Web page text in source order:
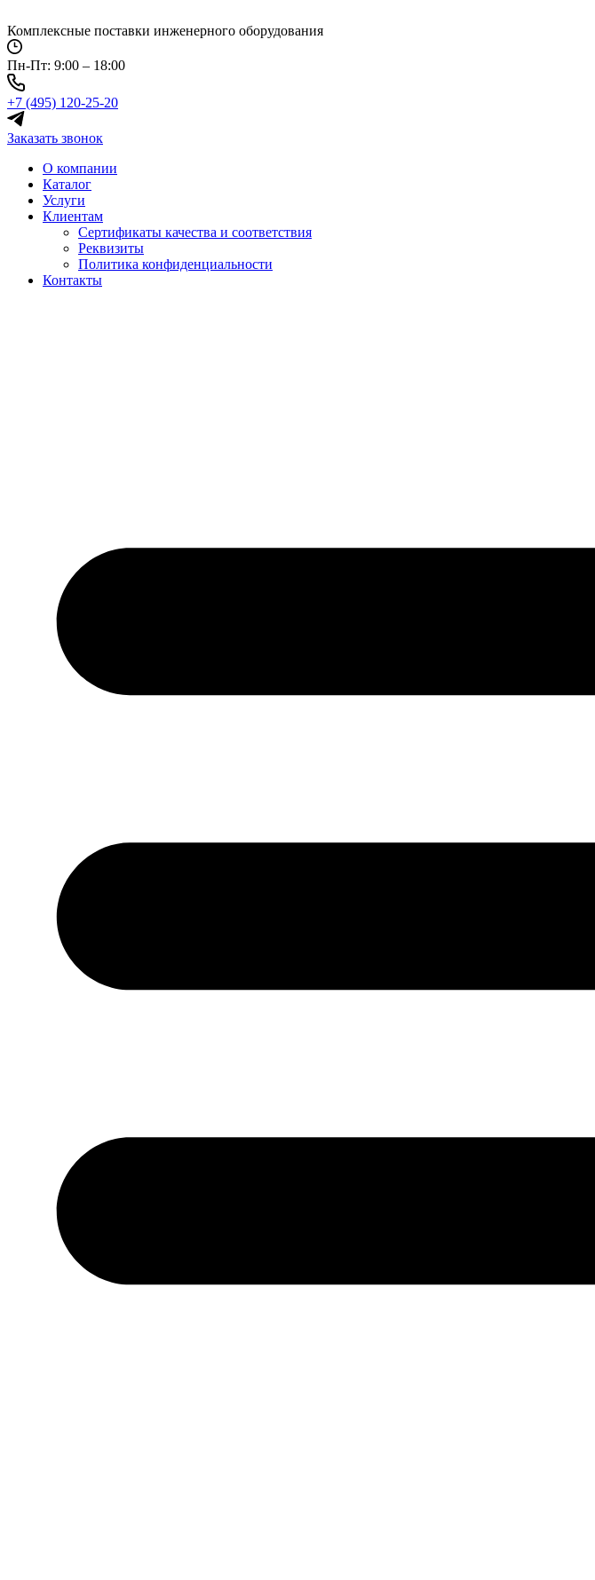
к
содержимому
Комплексные поставки инженерного оборудования
Пн-Пт: 9:00 – 18:00
+7 (495) 120-25-20
Заказать звонок
О компании
Каталог
Услуги
Клиентам
Сертификаты качества и соответствия
Реквизиты
Политика конфиден­циальности
Контакты